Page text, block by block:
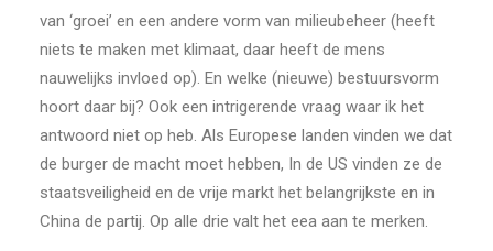
van ‘groei’ en een andere vorm van milieubeheer (heeft
niets te maken met klimaat, daar heeft de mens
nauwelijks invloed op). En welke (nieuwe) bestuursvorm
hoort daar bij? Ook een intrigerende vraag waar ik het
antwoord niet op heb. Als Europese landen vinden we dat
de burger de macht moet hebben, In de US vinden ze de
staatsveiligheid en de vrije markt het belangrijkste en in
China de partij. Op alle drie valt het eea aan te merken.